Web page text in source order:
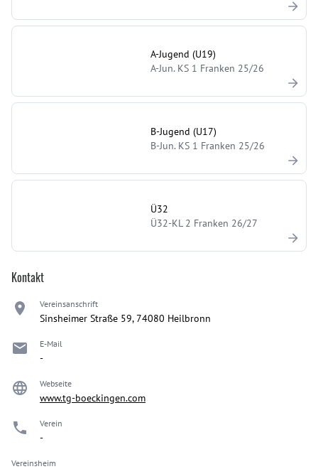
A-Jugend (U19)
A-Jun. KS 1 Franken 25/26
B-Jugend (U17)
B-Jun. KS 1 Franken 25/26
Ü32
Ü32-KL 2 Franken 26/27
Kontakt
Vereinsanschrift
Sinsheimer Straße 59, 74080 Heilbronn
E-Mail
-
Webseite
www.tg-boeckingen.com
Verein
-
Vereinsheim